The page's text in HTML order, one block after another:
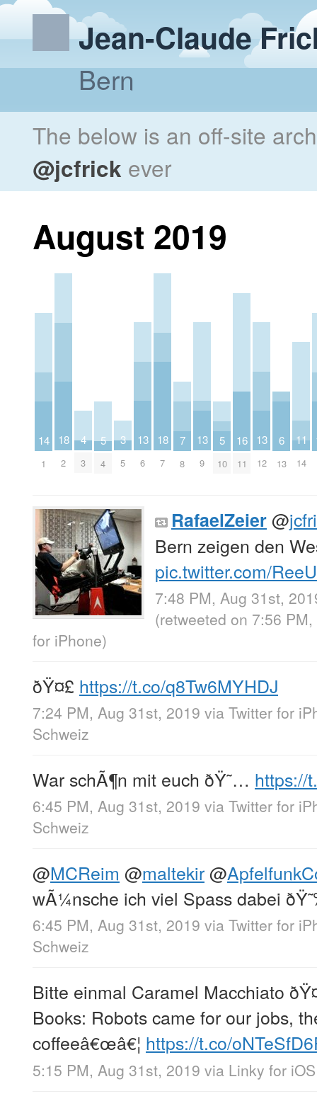
Jean-Claude
Bern
The below is an off-site
@jcfrick ever
August 2019
14
1
18
2
4
3
5
4
3
5
13
6
18
7
7
8
13
9
5
10
16
11
13
12
6
13
11
14
RafaelZeier@
Bern zeigen den
pic.twitter.com/
7:48 PM, Aug 31st,
(retweeted on 7:56
for iPhone)
ðŸ¤£ https://t.co/q8Tw6MYHDJ
7:24 PM, Aug 31st, 2019 via Twitter for
Schweiz
War schÃ¶n mit euch ðŸ˜… https://
6:45 PM, Aug 31st, 2019 via Twitter for
Schweiz
@MCReim @maltekir@
wÃ¼nsche ich viel Spass dabei
6:45 PM, Aug 31st, 2019 via Twitter for
Schweiz
Bitte einmal Caramel Macchiato
Books: Robots came for our jobs,
coffeeâ€œâ€¦ https://t.co/
5:15 PM, Aug 31st, 2019 via Linky for iOS